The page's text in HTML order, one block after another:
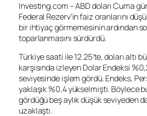
Investing.com – ABD doları Cuma
Federal Rezerv’in faiz oranlarını
bir ihtiyaç görmemesinin ardından
toparlanmasını sürdürdü.
Türkiye saati ile 12.25’te, doları altı
karşısında izleyen Dolar Endeksi
seviyesinde işlem gördü. Endeks,
yaklaşık %0,4 yükselmişti. Böylece
gördüğü beş aylık düşük seviyeden
uzaklaştı.